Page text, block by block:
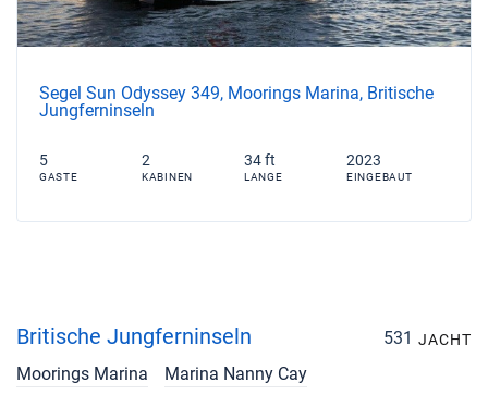
Segel Sun Odyssey 349, Moorings Marina, Britische
Jungferninseln
5
GASTE
2
KABINEN
34 ft
LANGE
2023
EINGEBAUT
Britische Jungferninseln 531 JACHT
Moorings Marina
Marina Nanny Cay